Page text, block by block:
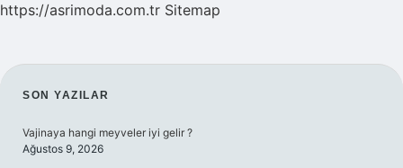
https://asrimoda.com.tr Sitemap
SIDEBAR
SON YAZILAR
Vajinaya hangi meyveler iyi gelir ?
Ağustos 9, 2026